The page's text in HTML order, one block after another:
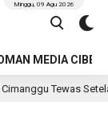
MEDIA CIBER
Minggu, 09 Agu 2026
Terpental